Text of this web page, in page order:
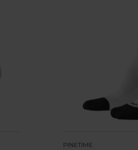
PINETIME